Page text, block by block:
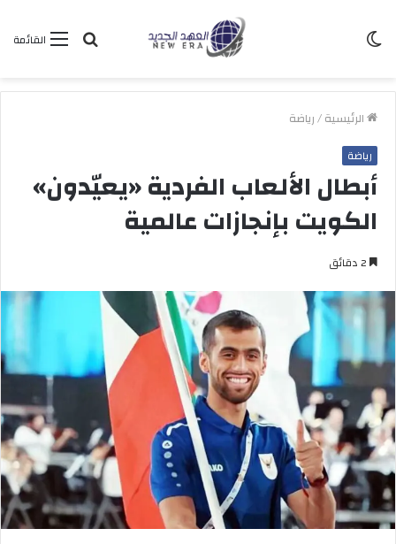
القائمة بحث
الرئيسية/رياضة
رياضة
أبطال الألعاب الفردية «يعيّدون»
الكويت بإنجازات عالمية